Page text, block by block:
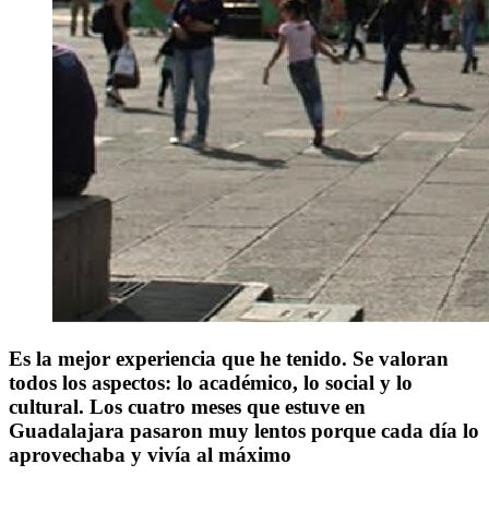
Es la mejor experiencia que he tenido. Se valoran
todos los aspectos: lo académico, lo social y lo
cultural. Los cuatro meses que estuve en
Guadalajara pasaron muy lentos porque cada día lo
aprovechaba y vivía al máximo